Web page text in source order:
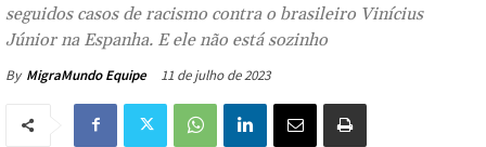
seguidos casos de racismo contra o brasileiro Vinícius
Júnior na Espanha. E ele não está sozinho
By MigraMundo Equipe 11 de julho de 2023